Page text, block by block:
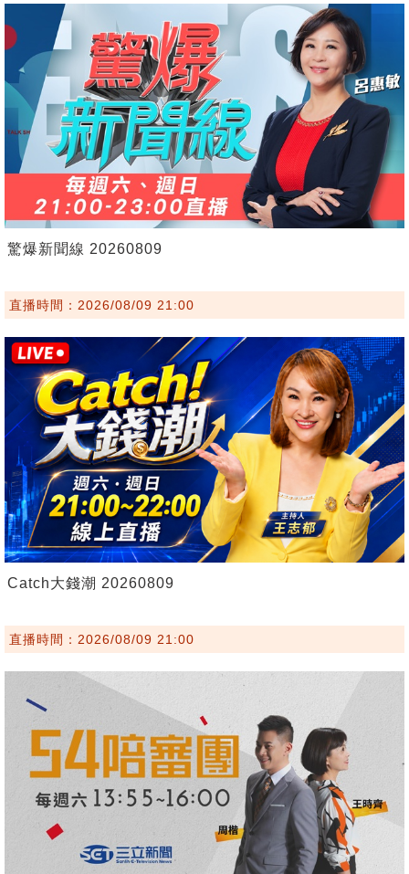
驚爆新聞線 20260809
直播時間：2026/08/09 21:00
Catch大錢潮 20260809
直播時間：2026/08/09 21:00